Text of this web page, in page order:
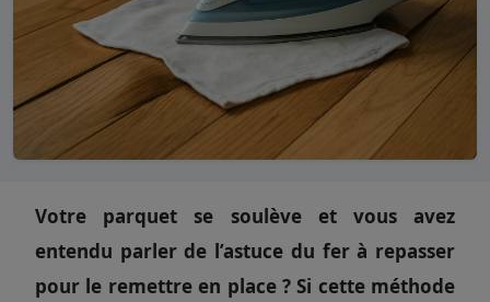
Votre parquet se soulève et vous avez
entendu parler de l’astuce du fer à repasser
pour le remettre en place ? Si cette méthode